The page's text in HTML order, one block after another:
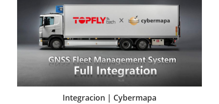
Integracion | Cybermapa